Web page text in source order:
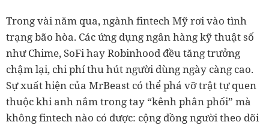
Trong vài năm qua, ngành fintech Mỹ rơi vào tình
trạng bão hòa. Các ứng dụng ngân hàng kỹ thuật số
như Chime, SoFi hay Robinhood đều tăng trưởng
chậm lại, chi phí thu hút người dùng ngày càng cao.
Sự xuất hiện của MrBeast có thể phá vỡ trật tự quen
thuộc khi anh nắm trong tay “kênh phân phối” mà
không fintech nào có được: cộng đồng người theo dõi